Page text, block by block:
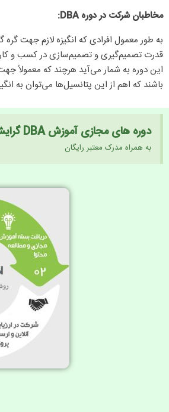
مخاطبان شرکت در دورهDBA:
به طور معمول افرادی که انگیزه لازم جهت
قدرت تصمیم‌گیری و تصمیم‌سازی در کسب و کار
این دوره به شمار می‌آید هرچند که معمولاً
باشند که اهم از این پتانسیل‌ها می‌توان به
دوره های مجازی آموزش DBA گرایش مدیریت شهری و شهرسازی:
به همراه مدرک معتبر رایگان